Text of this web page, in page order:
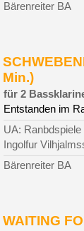
Bärenreiter BA
Min.)
für 2
Entstanden im
UA:
Ingolfur
Bärenreiter BA
WAITING